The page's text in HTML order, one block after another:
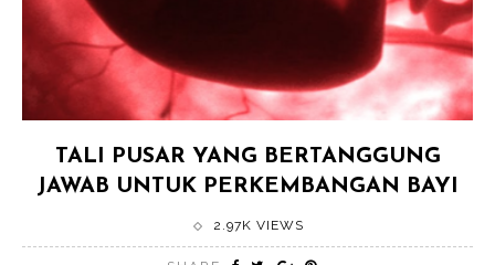
TALI PUSAR YANG BERTANGGUNG
JAWAB UNTUK PERKEMBANGAN BAYI
2.97K VIEWS